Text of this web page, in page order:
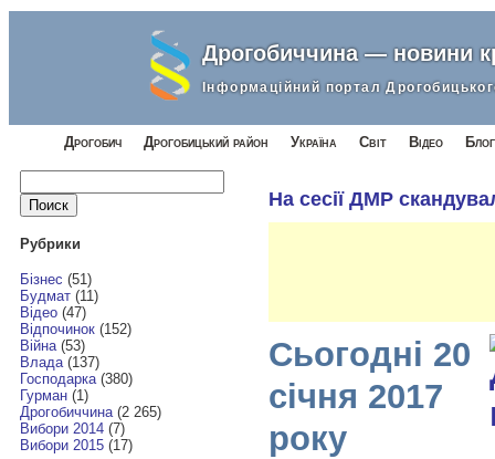
Дрогобиччина — новини
Інформаційний портал
Дрогобич Дрогобицький район Україна Світ Відео
Найти:
Рубрики
Бізнес (51)
Будмат(11)
Відео(47)
Відпочинок(152)
Війна(53)
Влада(137)
Господарка(380)
Гурман(1)
Дрогобиччина(2 265)
Вибори 2014(7)
Вибори 2015(17)
На сесії ДМР
Сьогодні 20
січня 2017
року